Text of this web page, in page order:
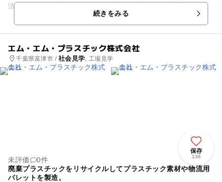
法です。この伝統ある漁法は現在では東京湾では金田地区しか
なく、中島海岸では、4月か...続きをみる
エム・エム・プラスチック株式会社
千葉県富津市 / 社会見学 , 工場見学
保存
136
未評価
0件
廃棄プラスチックをリサイクルしてプラスチック素材や物流用
パレットを製造。